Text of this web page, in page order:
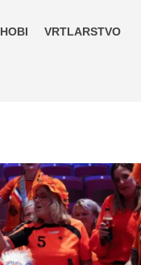
HOBI VRTLARSTVO